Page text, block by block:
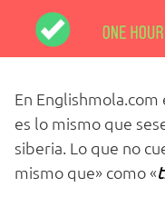
En
es lo mismo que
siberia. Lo que no
mismo que» como «